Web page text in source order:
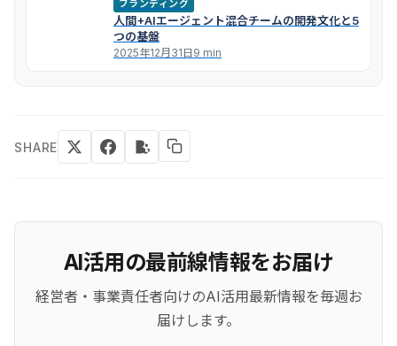
ブランディング
人間+AIエージェント混合チームの開発文化と5
つの基盤
2025年12月31日9 min
SHARE
AI活用の最前線情報をお届け
経営者・事業責任者向けのAI活用最新情報を毎週お
届けします。